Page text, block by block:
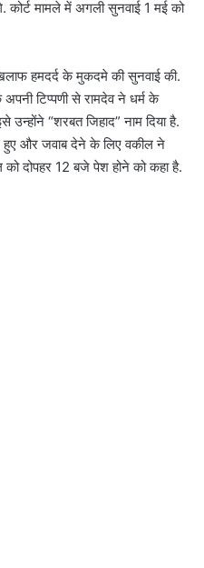
कोर्ट मामले में अगली सुनवाई 1 मई को
हमदर्द के मुकदमे की सुनवाई की.
टिप्पणी से रामदेव ने धर्म के
“शरबत जिहाद” नाम दिया है.
हुए और जवाब देने के लिए वकील ने
को दोपहर 12 बजे पेश होने को कहा है.